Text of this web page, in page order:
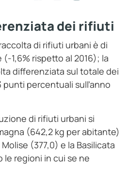
dei rifiuti
di rifiuti urbani è di
1,6% rispetto al 2016); la
differenziata sul totale dei
percentuali sull’anno
di rifiuti urbani si
(642,2 kg per abitante)
(377,0) e la Basilicata
le regioni in cui se ne